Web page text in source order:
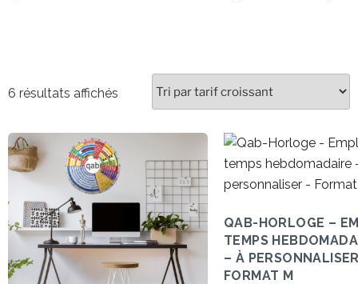
6 résultats affichés
QAB-HORLOGE –
TEMPS
– À
FORMAT M